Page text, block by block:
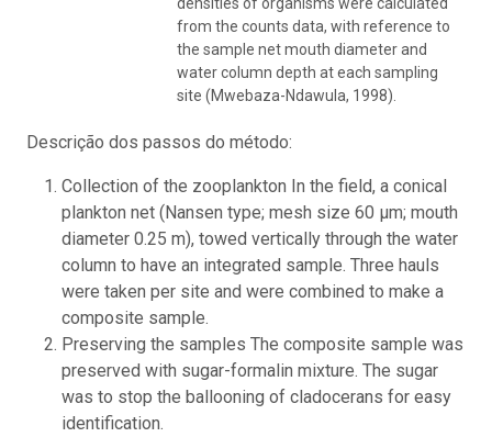
from the counts data, with reference to
the sample net mouth diameter and
water column depth at each sampling
site (Mwebaza-Ndawula, 1998).
Descrição dos passos do método:
Collection of the zooplankton In the field, a conical
plankton net (Nansen type; mesh size 60 µm; mouth
diameter 0.25 m), towed vertically through the water
column to have an integrated sample. Three hauls
were taken per site and were combined to make a
composite sample.
Preserving the samples The composite sample was
preserved with sugar-formalin mixture. The sugar
was to stop the ballooning of cladocerans for easy
identification.